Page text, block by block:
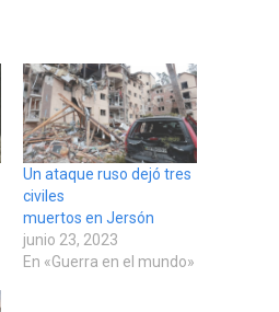
Un ataque ruso dejó tres
civiles
muertos en Jersón
junio 23, 2023
En «Guerra en el mundo»